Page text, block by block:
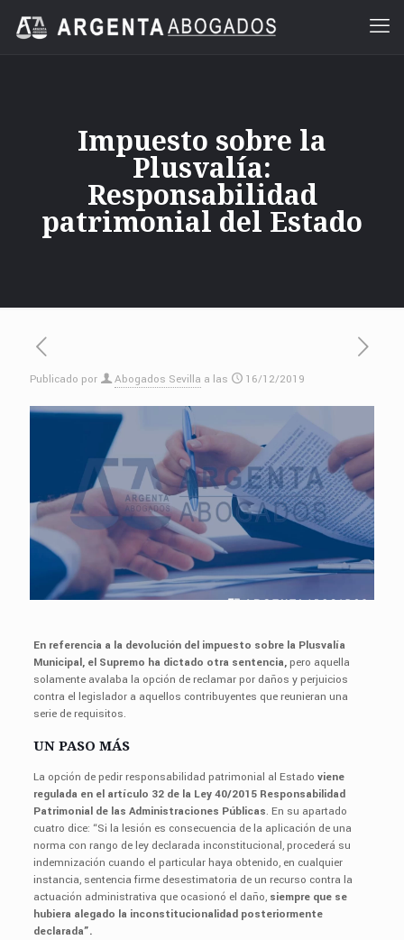
Impuesto sobre la
Plusvalía:
Responsabilidad
patrimonial del Estado
Publicado por Abogados Sevilla a las 16/12/2019
En referencia a la devolución del impuesto sobre la Plusvalía
Municipal, el Supremo ha dictado otra sentencia,pero aquella
solamente avalaba la opción de reclamar por daños y perjuicios
contra el legislador a aquellos contribuyentes que reunieran una
serie de requisitos.
UN PASO MÁS
La opción de pedir responsabilidad patrimonial al Estado viene
regulada en el artículo 32 de la Ley 40/2015 Responsabilidad
Patrimonial de las Administraciones Públicas. En su apartado
cuatro dice: “Si la lesión es consecuencia de la aplicación de una
norma con rango de ley declarada inconstitucional, procederá su
indemnización cuando el particular haya obtenido, en cualquier
instancia, sentencia firme desestimatoria de un recurso contra la
actuación administrativa que ocasionó el daño, siempre que se
hubiera alegado la inconstitucionalidad posteriormente
declarada”.